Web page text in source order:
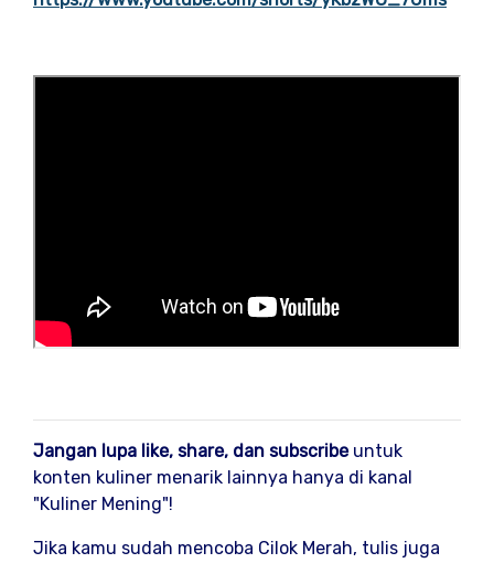
Jangan lupa like, share, dan subscribeuntuk
konten kuliner menarik lainnya hanya di kanal
"Kuliner Mening"!
Jika kamu sudah mencoba Cilok Merah, tulis juga